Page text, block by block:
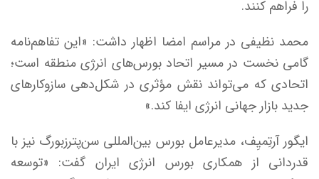
را فراهم کنند.
محمد نظیفی در مراسم امضا اظهار داشت: «این تفاهم‌نامه
گامی نخست در مسیر اتحاد بورس‌های انرژی منطقه است؛
اتحادی که می‌تواند نقش مؤثری در شکل‌دهی سازوکار‌های
جدید بازار جهانی انرژی ایفا کند.»
ایگور آرتِمیِف، مدیرعامل بورس بین‌المللی سن‌پترزبورگ نیز با
قدردانی از همکاری بورس انرژی ایران گفت: «توسعه